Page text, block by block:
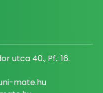
utca 40., Pf.: 16.
mate.hu